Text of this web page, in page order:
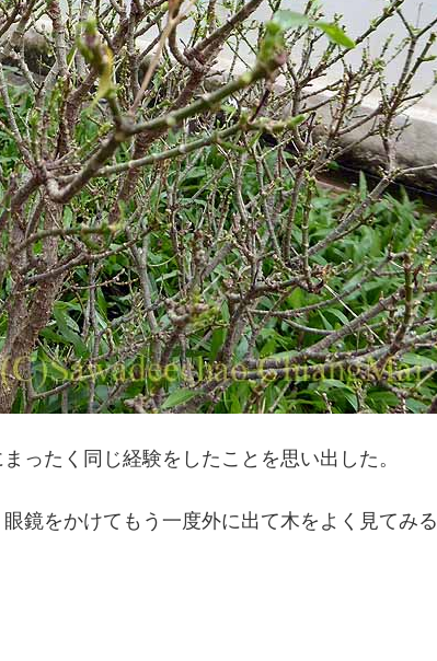
ったく同じ経験をしたことを思い出した。
鏡をかけてもう一度外に出て木をよく見てみる